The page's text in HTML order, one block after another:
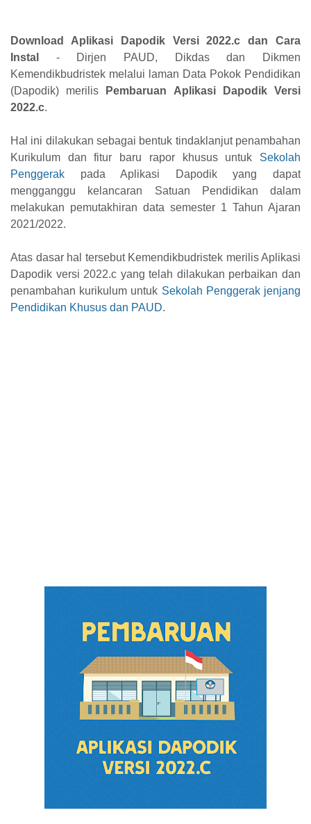
Download Aplikasi Dapodik Versi 2022.c dan Cara
Instal
- Dirjen PAUD, Dikdas dan Dikmen
Kemendikbudristek melalui laman Data Pokok Pendidikan
(Dapodik) merilis
Pembaruan Aplikasi Dapodik Versi
2022.c.
Hal ini dilakukan sebagai bentuk tindaklanjut penambahan
Kurikulum dan fitur baru rapor khusus untuk Sekolah
Penggerak pada Aplikasi Dapodik yang dapat
mengganggu kelancaran Satuan Pendidikan dalam
melakukan pemutakhiran data semester 1 Tahun Ajaran
2021/2022.
Atas dasar hal tersebut Kemendikbudristek merilis Aplikasi
Dapodik versi 2022.c yang telah dilakukan perbaikan dan
penambahan kurikulum untuk Sekolah Penggerak jenjang
Pendidikan Khusus dan PAUD.